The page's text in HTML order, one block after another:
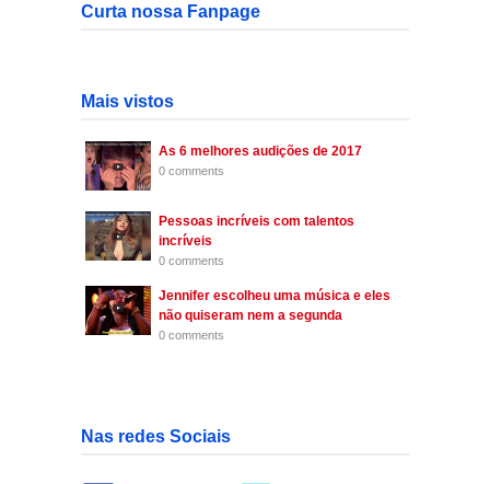
Curta nossa Fanpage
Mais vistos
As 6 melhores audições de 2017
0 comments
Pessoas incríveis com talentos
incríveis
0 comments
Jennifer escolheu uma música e eles
não quiseram nem a segunda
0 comments
Nas redes Sociais